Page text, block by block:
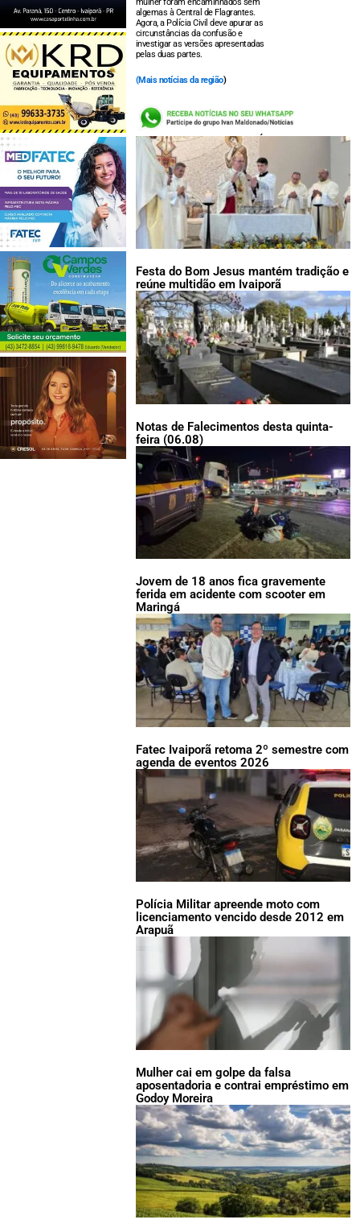
algemas à Central de Flagrantes.
Agora, a Polícia Civil deve apurar as
circunstâncias da confusão e
investigar as versões apresentadas
pelas duas partes.
(Mais notícias da região)
LEIA TAMBÉM:
Festa do Bom Jesus mantém tradição e
reúne multidão em Ivaiporã
Notas de Falecimentos desta quinta-
feira (06.08)
Jovem de 18 anos fica gravemente
ferida em acidente com scooter em
Maringá
Fatec Ivaiporã retoma 2º semestre com
agenda de eventos 2026
Polícia Militar apreende moto com
licenciamento vencido desde 2012 em
Arapuã
Mulher cai em golpe da falsa
aposentadoria e contrai empréstimo em
Godoy Moreira